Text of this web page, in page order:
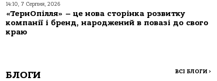
14:10, 7 Серпня, 2026
«ТернОпілля» – це нова сторінка розвитку
компанії і бренд, народжений в повазі до свого
краю
БЛОГИ ВСІ БЛОГИ >